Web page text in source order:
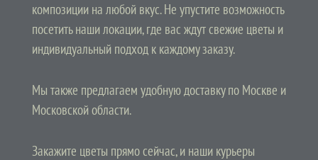
композиции на любой вкус. Не упустите возможность
посетить наши локации, где вас ждут свежие цветы и
индивидуальный подход к каждому заказу.
Мы также предлагаем удобную доставку по Москве и
Московской области.
Закажите цветы прямо сейчас, и наши курьеры